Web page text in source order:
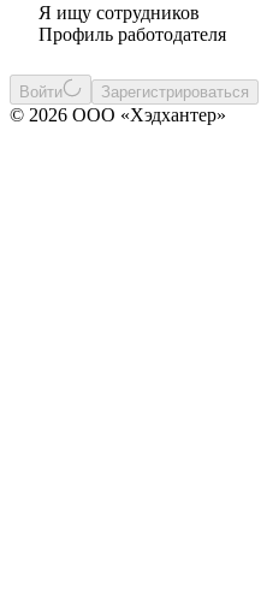
Я ищу сотрудников
Профиль работодателя
Войти Зарегистрироваться
© 2026 ООО «Хэдхантер»